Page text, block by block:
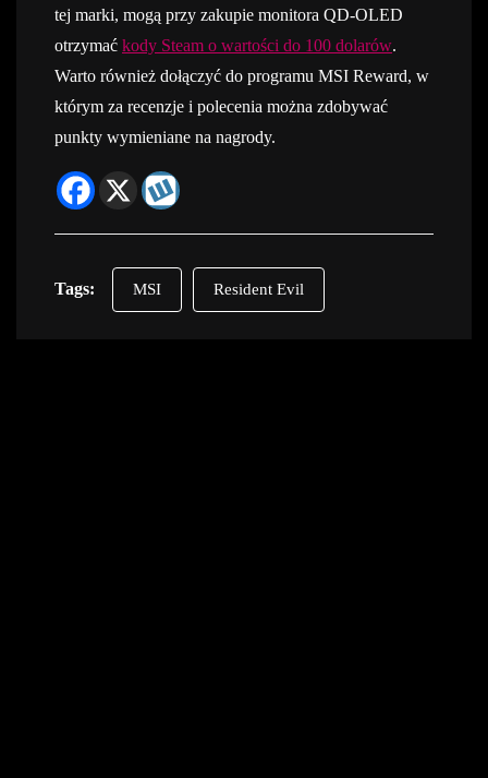
tej marki, mogą przy zakupie monitora QD-OLED
otrzymać kody Steam o wartości do 100 dolarów.
Warto również dołączyć do programu MSI Reward, w
którym za recenzje i polecenia można zdobywać
punkty wymieniane na nagrody.
Tags: MSI Resident Evil